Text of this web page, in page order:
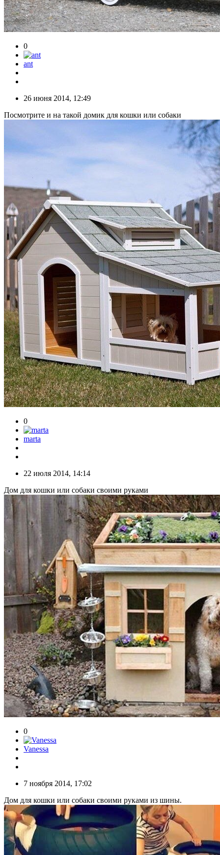
0
ant
26 июня 2014, 12:49
Посмотрите и на такой домик для кошки или собаки
0
marta
22 июля 2014, 14:14
Дом для кошки или собаки своими руками
0
Vanessa
7 ноября 2014, 17:02
Дом для кошки или собаки своими руками из шины.